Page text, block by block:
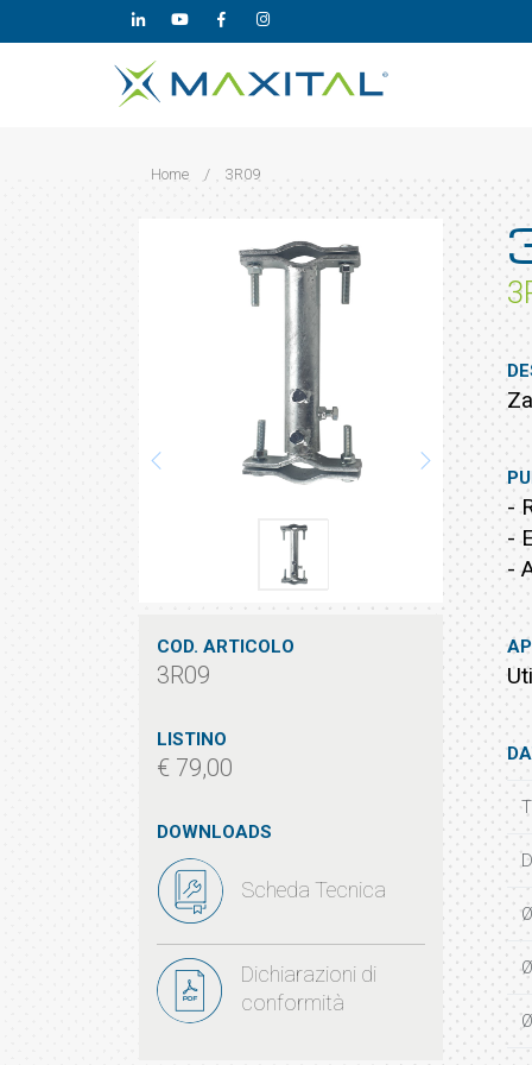
Home / 3R09
COD. ARTICOLO
3R09
LISTINO
€ 79,00
DOWNLOADS
Scheda Tecnica
Dichiarazioni di
conformità
-
-
-